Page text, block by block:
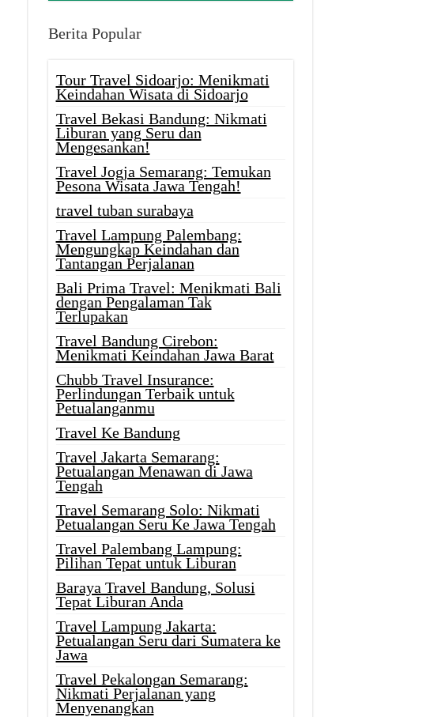
Berita Popular
Tour Travel Sidoarjo: Menikmati
Keindahan Wisata di Sidoarjo
Travel Bekasi Bandung: Nikmati
Liburan yang Seru dan
Mengesankan!
Travel Jogja Semarang: Temukan
Pesona Wisata Jawa Tengah!
travel tuban surabaya
Travel Lampung Palembang:
Mengungkap Keindahan dan
Tantangan Perjalanan
Bali Prima Travel: Menikmati Bali
dengan Pengalaman Tak
Terlupakan
Travel Bandung Cirebon:
Menikmati Keindahan Jawa Barat
Chubb Travel Insurance:
Perlindungan Terbaik untuk
Petualanganmu
Travel Ke Bandung
Travel Jakarta Semarang:
Petualangan Menawan di Jawa
Tengah
Travel Semarang Solo: Nikmati
Petualangan Seru Ke Jawa Tengah
Travel Palembang Lampung:
Pilihan Tepat untuk Liburan
Baraya Travel Bandung, Solusi
Tepat Liburan Anda
Travel Lampung Jakarta:
Petualangan Seru dari Sumatera ke
Jawa
Travel Pekalongan Semarang:
Nikmati Perjalanan yang
Menyenangkan